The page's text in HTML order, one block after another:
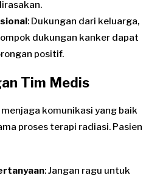
: Dukungan dari keluarga,
dukungan kanker dapat
positif.
Tim Medis
komunikasi yang baik
proses terapi radiasi. Pasien
: Jangan ragu untuk